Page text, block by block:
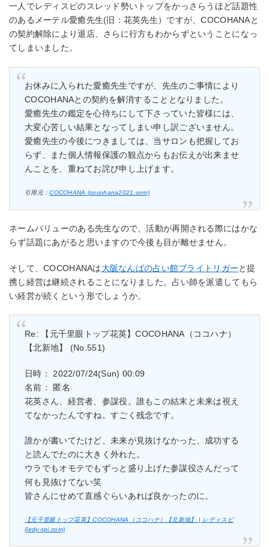
一人でレディスピのスレッド勢いトップをかっさらうほど話題性
のあるメーテル愛癒先生(旧：花英先生）ですが、COCOHANAと
の契約解除により退店、さらに行方もわからずということになっ
てしまいました。
お休みに入られた愛癒先生ですが、先生のご事情により
COCOHANAとの契約を解消することとなりました。
愛癒先生の鑑定を心待ちにして下さっていた皆様には、
大変心苦しい結果となってしまい申し訳ございません。
愛癒先生の今後につきましては、当サロンも把握してお
らず、また個人情報保護の観点からもお伝えが出来ませ
んことを、重ねてお詫び申し上げます。
引用元：COCOHANA (cocohana2021.com)
ネームバリューのある先生なので、活動が再開される際にはかな
らず話題にあがると思いますので今後も目が離せません。
そして、COCOHANAは大阪なんばの占い館ブライトリガーと提
携し経営は継続されることになりました。占い師を派遣してもら
い経営が続くという形でしょうか。
Re: 【元千里眼トップ花英】COCOHANA（ココハナ）
【北新地】 (No.551)
日時： 2022/07/24(Sun) 00:09
名前： 匿名
花英さん、経営者、参謀役。誰もこの結末と未来は視え
てなかったんですね。すごく残念です。
誰かが書いてたけど、未来が見抜けなかった、成功する
と読んでたのに大きく外れた。
ウラでもオモテでもずっと盛り上げた参謀役さんだって
何も見抜けてない笑
皆さんにせめて直感ぐらいあれば良かったのに。
【元千里眼トップ花英】COCOHANA（ココハナ）【北新地】 | レディスピ
(ledy-spi.com)